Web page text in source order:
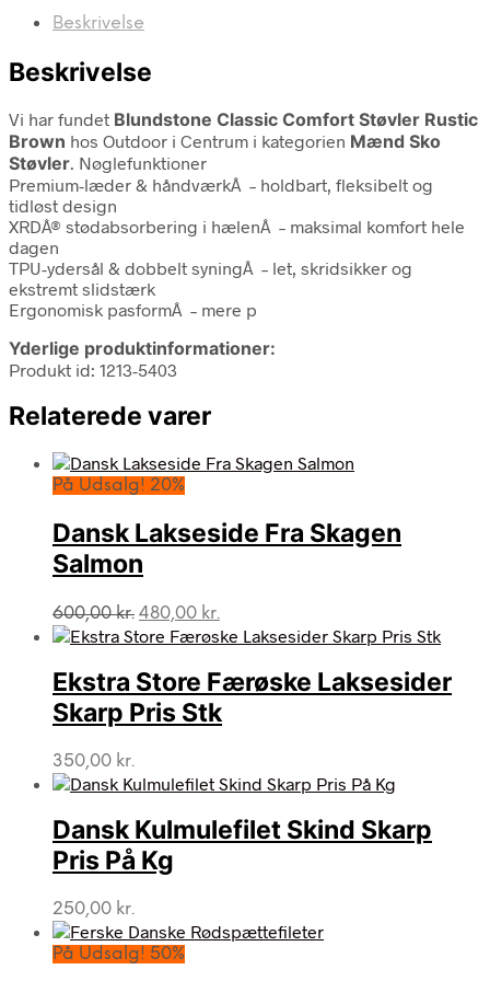
Beskrivelse
Beskrivelse
Vi har fundet Blundstone Classic Comfort Støvler Rustic
Brown hos Outdoor i Centrum i kategorien Mænd Sko
Støvler. Nøglefunktioner
Premium-læder & håndværkÂ – holdbart, fleksibelt og
tidløst design
XRDÂ® stødabsorbering i hælenÂ – maksimal komfort hele
dagen
TPU-ydersål & dobbelt syningÂ – let, skridsikker og
ekstremt slidstærk
Ergonomisk pasformÂ – mere p
Yderlige produktinformationer:
Produkt id: 1213-5403
Relaterede varer
På Udsalg! 20%
Dansk Lakseside Fra Skagen
Salmon
600,00kr. Den
oprindelige
var:
600,00 kr..
480,00 kr.
aktuelle
er:
480,00 kr..
Ekstra Store Færøske Laksesider
Skarp Pris Stk
350,00 kr.
Dansk Kulmulefilet Skind Skarp
Pris På Kg
250,00 kr.
På Udsalg! 50%